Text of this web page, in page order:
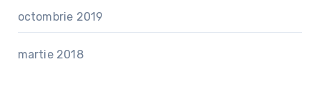
octombrie 2019
martie 2018